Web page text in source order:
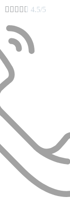
     4.5/5